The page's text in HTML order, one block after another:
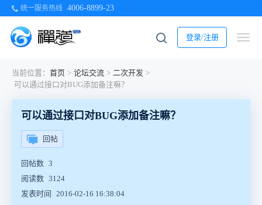
统一服务热线 4006-8899-23
登录/注册
当前位置： 首页 > 论坛交流 > 二次开发 >
可以通过接口对BUG添加备注嘛？
可以通过接口对BUG添加备注嘛？
回帖
回帖数 3
阅读数 3124
发表时间
2016-02-16 16:38:04